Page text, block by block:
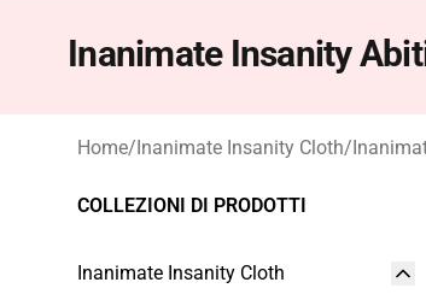
Inanimate Insanity
Home/Inanimate Insanity Cloth/
COLLEZIONI DI PRODOTTI
Inanimate Insanity Cloth